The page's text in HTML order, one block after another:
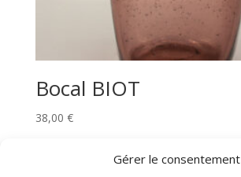
Gérer le consentement
Bocal BIOT
38,00 €